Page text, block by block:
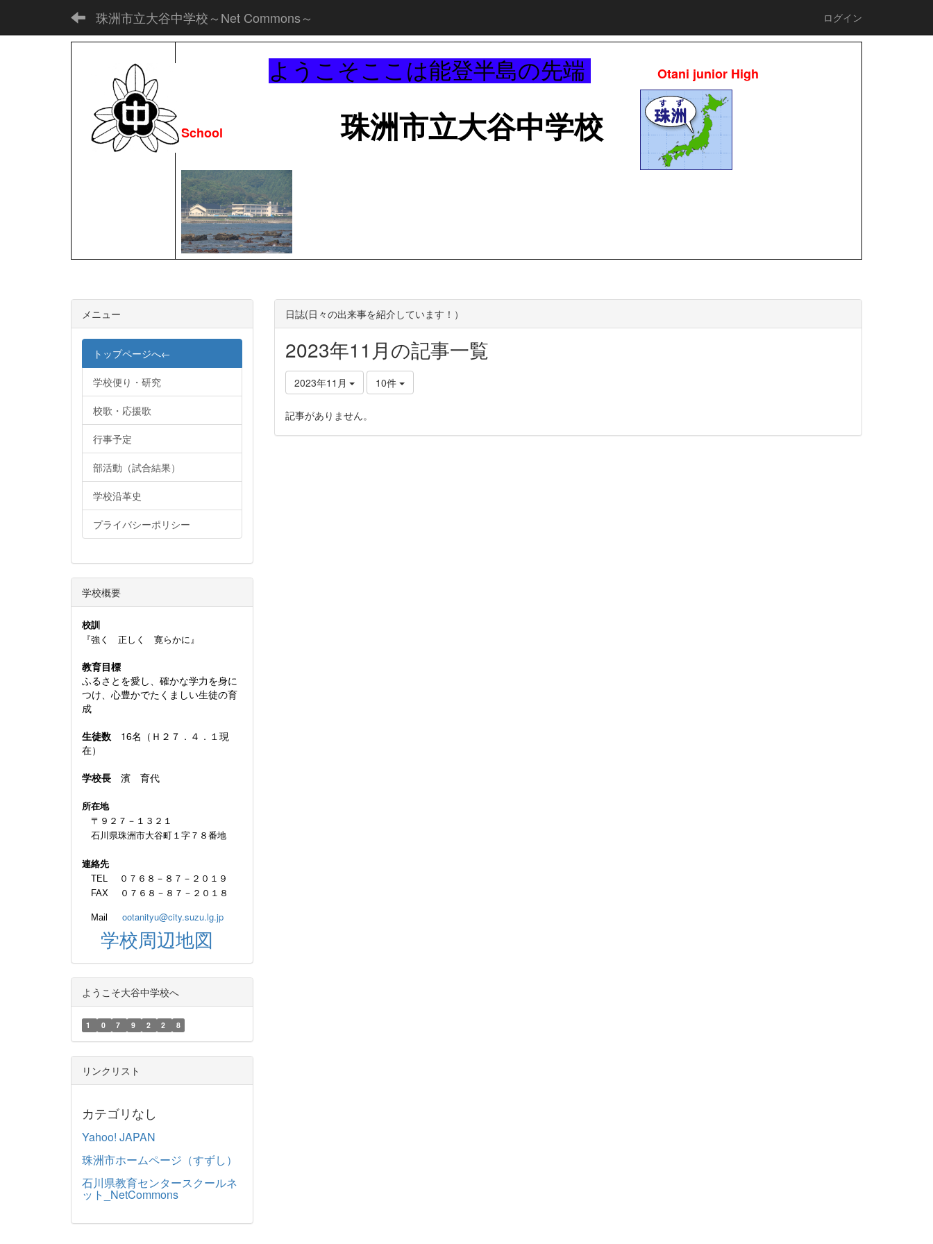
珠洲市立大谷中学校～Net Commons～ ログイン
ようこそここは能登半島の先端 Otani junior High
School 珠洲市立大谷中学校
日誌(日々の出来事を紹介しています！）
2023年11月の記事一覧
2023年11月 10件
記事がありません。
メニュー
トップページへ←
学校便り・研究
校歌・応援歌
行事予定
部活動（試合結果）
学校沿革史
プライバシーポリシー
学校概要
校訓
『強く 正しく 寛らかに』
教育目標
ふるさとを愛し、確かな学力を身に
つけ、心豊かでたくましい生徒の育
成
生徒数 16名（Ｈ２７．４．１現
在）
学校長 濱 育代
所在地
〒９２７－１３２１
石川県珠洲市大谷町１字７８番地
連絡先
TEL ０７６８－８７－２０１９
FAX ０７６８－８７－２０１８
Mail ootanityu@city.suzu.lg.jp
学校周辺地図
ようこそ大谷中学校へ
1 0 7 9 2 2 8
リンクリスト
カテゴリなし
Yahoo! JAPAN
珠洲市ホームページ（すずし）
石川県教育センタースクールネ
ット_NetCommons